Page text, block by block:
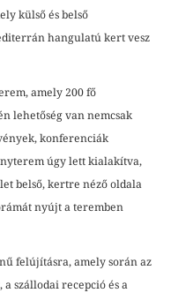
külső és belső
hangulatú kert vesz
amely 200 fő
lehetőség van nemcsak
konferenciák
úgy lett kialakítva,
belső, kertre néző oldala
nyújt a teremben
felújításra, amely során az
szállodai recepció és a